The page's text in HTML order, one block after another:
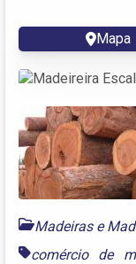
Mapa
Madeiras e
comércio de